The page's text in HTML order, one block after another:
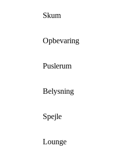
Skum
Opbevaring
Puslerum
Belysning
Spejle
Lounge